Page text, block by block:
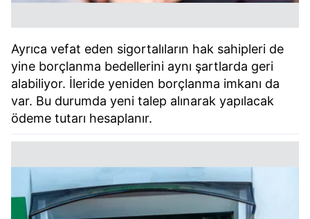
Ayrıca vefat eden sigortalıların hak sahipleri de
yine borçlanma bedellerini aynı şartlarda geri
alabiliyor. İleride yeniden borçlanma imkanı da
var. Bu durumda yeni talep alınarak yapılacak
ödeme tutarı hesaplanır.